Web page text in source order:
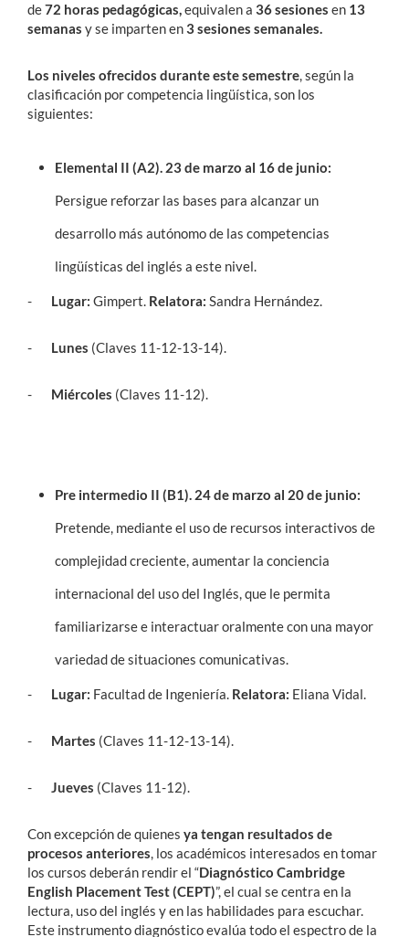
de72 horas pedagógicas,equivalen a 36 sesiones en 13
semanas y se imparten en3 sesiones semanales.
Los niveles ofrecidos durante este semestre, según la
clasificación por competencia lingüística, son los
siguientes:
Elemental II (A2). 23 de marzo al 16 de junio:
Persigue reforzar las bases para alcanzar un
desarrollo más autónomo de las competencias
lingüísticas del inglés a este nivel.
- Lugar: Gimpert. Relatora: Sandra Hernández.
- Lunes (Claves 11-12-13-14).
- Miércoles (Claves 11-12).
Pre intermedio II (B1). 24 de marzo al 20 de junio:
Pretende, mediante el uso de recursos interactivos de
complejidad creciente, aumentar la conciencia
internacional del uso del Inglés, que le permita
familiarizarse e interactuar oralmente con una mayor
variedad de situaciones comunicativas.
- Lugar: Facultad de Ingeniería. Relatora: Eliana Vidal.
- Martes (Claves 11-12-13-14).
- Jueves (Claves 11-12).
Con excepción de quienes ya tengan resultados de
procesos anteriores, los académicos interesados en tomar
los cursos deberán rendir el “Diagnóstico Cambridge
English Placement Test (CEPT)”, el cual se centra en la
lectura, uso del inglés y en las habilidades para escuchar.
Este instrumento diagnóstico evalúa todo el espectro de la